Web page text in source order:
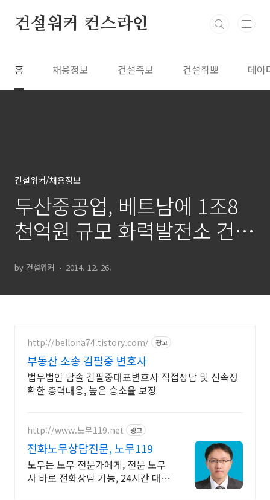
건설워커 컨스라인
홈 채용정보 건설족보 건설취뽀 데이
건설워커/채용정보
두산중공업, 베트남에 1조8
천억원 규모 화력발전소 건설
by 건설워커 2014. 12. 26.
http://bellona74.tistory.com/ 광고
부동산 소송 김필중 변호사
법무법인 담솔 김필중대표변호사 직접상담 및 신속정
확한 총력대응, 높은 승소율 보장
http://www.노무119.net 광고
전화노무상담전문, 노무119
노무는 노무 전문가에게, 전문 노무
사 바로 전화상담 가능, 24시간 대기